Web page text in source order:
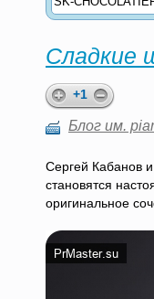
Сладкие
+1
Блог им.
Сергей Кабанов
становятся
оригинальное